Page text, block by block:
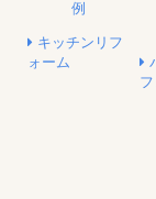
キッチンリフ
ォーム